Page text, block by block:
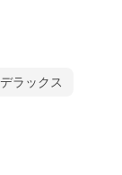
ラックス